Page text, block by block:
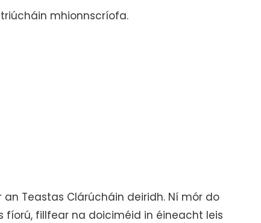
mhionnscríofa.
Teastas Clárúcháin deiridh. Ní mór do
fillfear na doiciméid in éineacht leis